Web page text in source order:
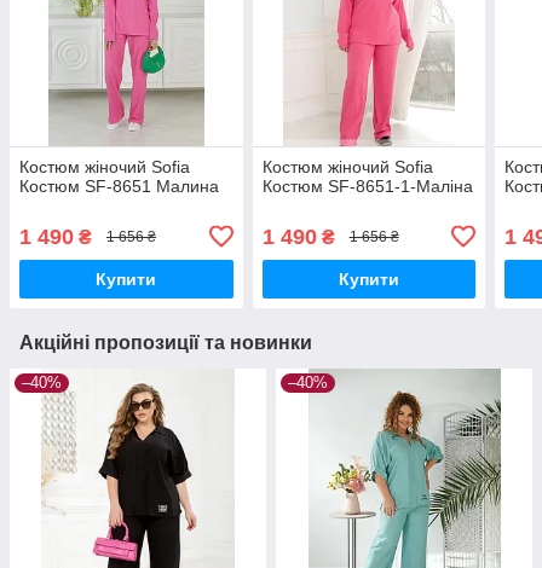
Костюм жіночий Sofia
Костюм SF-8651 Малина
1 490 ₴ 1 656 ₴
Купити
Костюм жіночий Sofia
Костюм SF-8651-1-Маліна
1 490₴ 1 656 ₴
Купити
1
Акційні пропозиції та новинки
–40% –40%